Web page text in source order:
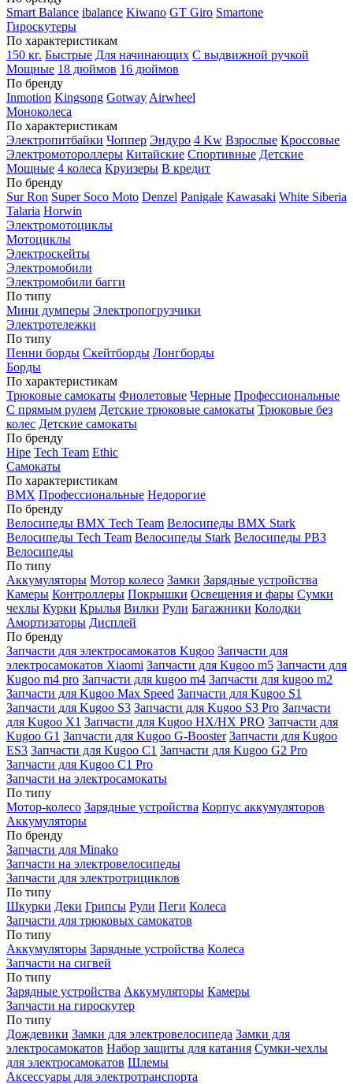
Smart Balance ibalance Kiwano GT Giro Smartone
Гироскутеры
По характеристикам
150 кг. Быстрые Для начинающих С выдвижной ручкой
Мощные 18 дюймов 16 дюймов
По бренду
Inmotion Kingsong Gotway Airwheel
Моноколеса
По характеристикам
Электропитбайки Чоппер Эндуро 4 Kw Взрослые Кроссовые
Электромотороллеры Китайские Спортивные Детские
Мощные 4 колеса Круизеры В кредит
По бренду
Sur Ron Super Soco Moto Denzel Panigale Kawasaki White Siberia
Talaria Horwin
Электромотоциклы
Мотоциклы
Электроскейты
Электромобили
Электромобили багги
По типу
Мини думперы Электропогрузчики
Электротележки
По типу
Пенни борды Скейтборды Лонгборды
Борды
По характеристикам
Трюковые самокаты Фиолетовые Черные Профессиональные
С прямым рулем Детские трюковые самокаты Трюковые без
колес Детские самокаты
По бренду
Hipe Tech Team Ethic
Самокаты
По характеристикам
BMX Профессиональные Недорогие
По бренду
Велосипеды BMX Tech Team Велосипеды BMX Stark
Велосипеды Tech Team Велосипеды Stark Велосипеды РВЗ
Велосипеды
По типу
Аккумуляторы Мотор колесо Замки Зарядные устройства
Камеры Контроллеры Покрышки Освещения и фары Сумки
чехлы Курки Крылья Вилки Рули Багажники Колодки
Амортизаторы Дисплей
По бренду
Запчасти для электросамокатов Kugoo Запчасти для
электросамокатов Xiaomi Запчасти для Kugoo m5 Запчасти для
Кugoo m4 pro Запчасти для kugoo m4 Запчасти для kugoo m2
Запчасти для Kugoo Max Speed Запчасти для Kugoo S1
Запчасти для Kugoo S3 Запчасти для Kugoo S3 Pro Запчасти
для Kugoo X1 Запчасти для Kugoo HX/HX PRO Запчасти для
Kugoo G1 Запчасти для Kugoo G-Booster Запчасти для Kugoo
ES3 Запчасти для Kugoo C1 Запчасти для Kugoo G2 Pro
Запчасти для Kugoo C1 Pro
Запчасти на электросамокаты
По типу
Мотор-колесо Зарядные устройства Корпус аккумуляторов
Аккумуляторы
По бренду
Запчасти для Minako
Запчасти на электровелосипеды
Запчасти для электротрициклов
По типу
Шкурки Деки Грипсы Рули Пеги Колеса
Запчасти для трюковых самокатов
По типу
Аккумуляторы Зарядные устройства Колеса
Запчасти на сигвей
По типу
Зарядные устройства Аккумуляторы Камеры
Запчасти на гироскутер
По типу
Дождевики Замки для электровелосипеда Замки для
электросамокатов Набор защиты для катания Сумки-чехлы
для электросамокатов Шлемы
Аксессуары для электротранспорта